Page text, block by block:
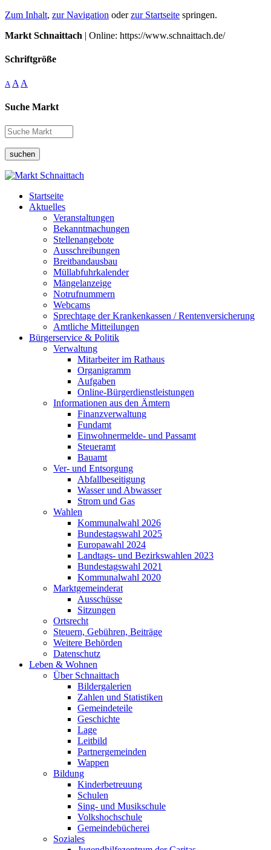
Zum Inhalt, zur Navigation oderzur Startseite springen.
Markt Schnaittach | Online: https://www.schnaittach.de/
Schriftgröße
A A A
Suche Markt
suchen
Startseite
Aktuelles
Veranstaltungen
Bekanntmachungen
Stellenangebote
Ausschreibungen
Breitbandausbau
Müllabfuhrkalender
Mängelanzeige
Notrufnummern
Webcams
Sprechtage der Krankenkassen / Rentenversicherung
Amtliche Mitteilungen
Bürgerservice & Politik
Verwaltung
Mitarbeiter im Rathaus
Organigramm
Aufgaben
Online-Bürgerdienstleistungen
Informationen aus den Ämtern
Finanzverwaltung
Fundamt
Einwohnermelde- und Passamt
Steueramt
Bauamt
Ver- und Entsorgung
Abfallbeseitigung
Wasser und Abwasser
Strom und Gas
Wahlen
Kommunalwahl 2026
Bundestagswahl 2025
Europawahl 2024
Landtags- und Bezirkswahlen 2023
Bundestagswahl 2021
Kommunalwahl 2020
Marktgemeinderat
Ausschüsse
Sitzungen
Ortsrecht
Steuern, Gebühren, Beiträge
Weitere Behörden
Datenschutz
Leben & Wohnen
Über Schnaittach
Bildergalerien
Zahlen und Statistiken
Gemeindeteile
Geschichte
Lage
Leitbild
Partnergemeinden
Wappen
Bildung
Kinderbetreuung
Schulen
Sing- und Musikschule
Volkshochschule
Gemeindebücherei
Soziales